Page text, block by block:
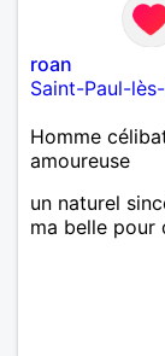
roan
Saint-Paul-
Homme
amoureuse
un naturel
ma belle pour